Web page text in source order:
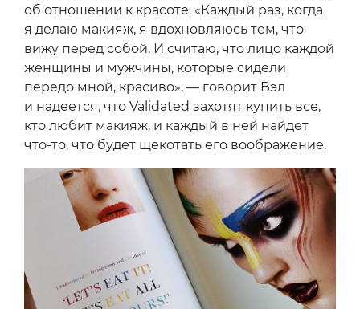
об отношении к красоте. «Каждый раз, когда
я делаю макияж, я вдохновляюсь тем, что
вижу перед собой. И считаю, что лицо каждой
женщины и мужчины, которые сидели
передо мной, красиво», — говорит Вэл
и надеется, что Validated захотят купить все,
кто любит макияж, и каждый в ней найдет
что-то, что будет щекотать его воображение.